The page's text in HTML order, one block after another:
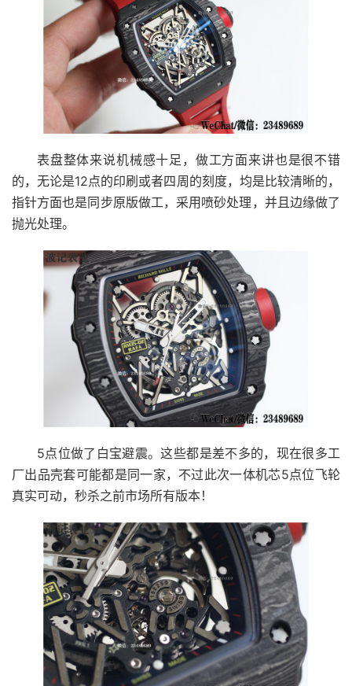
表盘整体来说机械感十足，做工方面来讲也是很不错
的，无论是12点的印刷或者四周的刻度，均是比较清晰的，
指针方面也是同步原版做工，采用喷砂处理，并且边缘做了
抛光处理。
5点位做了白宝避震。这些都是差不多的，现在很多工
厂出品壳套可能都是同一家，不过此次一体机芯5点位飞轮
真实可动，秒杀之前市场所有版本！